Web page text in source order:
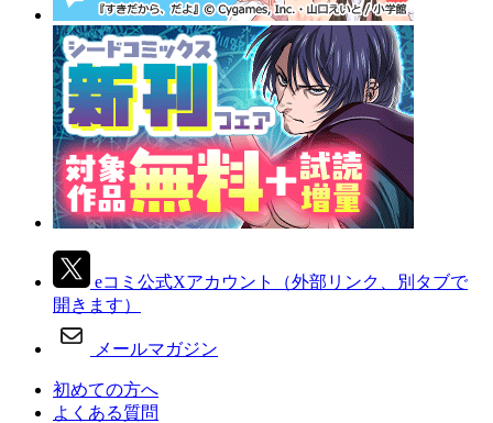
eコミ公式Xアカウント
（外部リンク、別タブで
開きます）
メールマガジン
初めての方へ
よくある質問